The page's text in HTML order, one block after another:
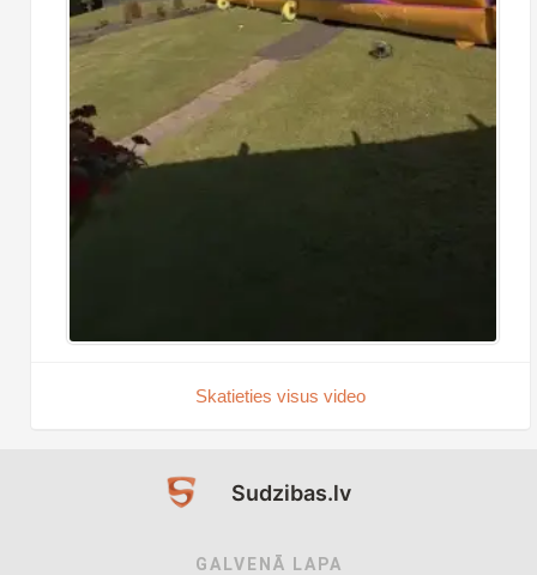
Skatieties visus video
Sudzibas.lv
GALVENĀ LAPA